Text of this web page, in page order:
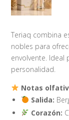
Teriaq combina
nobles para
envolvente. Ideal
personalidad.
Notas
Salida:
Corazón: